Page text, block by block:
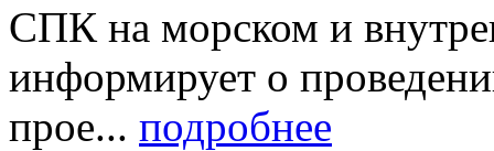
СПК на морском и
информирует о
прое... подробнее